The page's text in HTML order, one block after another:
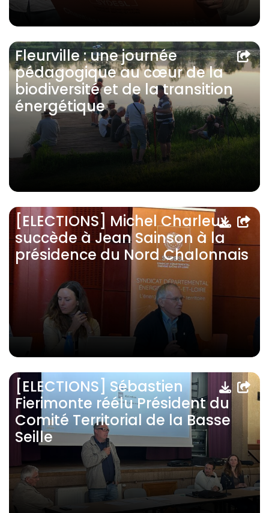
Fleurville : une journée
pédagogique au cœur de la
biodiversité et de la transition
énergétique
[ELECTIONS] Michel Charleux
succède à Jean Sainson à la
présidence du Nord Chalonnais
[ELECTIONS] Sébastien
Fierimonte réélu Président du
Comité Territorial de la Basse
Seille